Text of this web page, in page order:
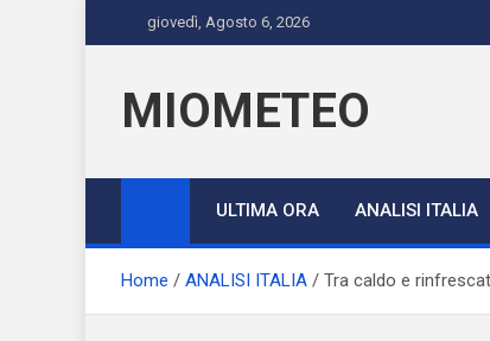
to
giovedì, Agosto 6, 2026
MIOMETEO
ULTIMA ORA ANALISI ITALIA
Home ANALISI ITALIA Tra caldo e